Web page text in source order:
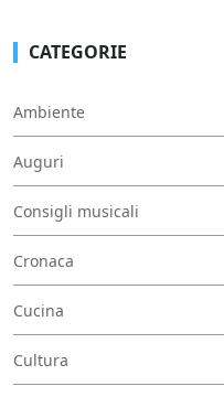
CATEGORIE
Ambiente
Auguri
Consigli musicali
Cronaca
Cucina
Cultura